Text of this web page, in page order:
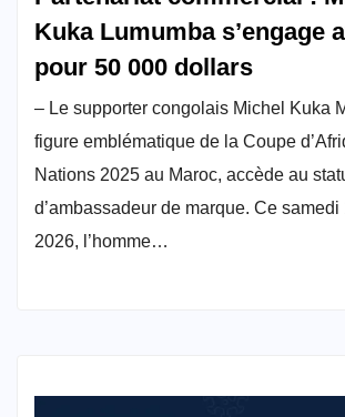
Kuka Lumumba s’engage
pour 50 000 dollars
– Le supporter congolais Michel Kuka
figure emblématique de la Coupe
Nations 2025 au Maroc, accède au
d’ambassadeur de marque. Ce samedi
2026, l’homme…